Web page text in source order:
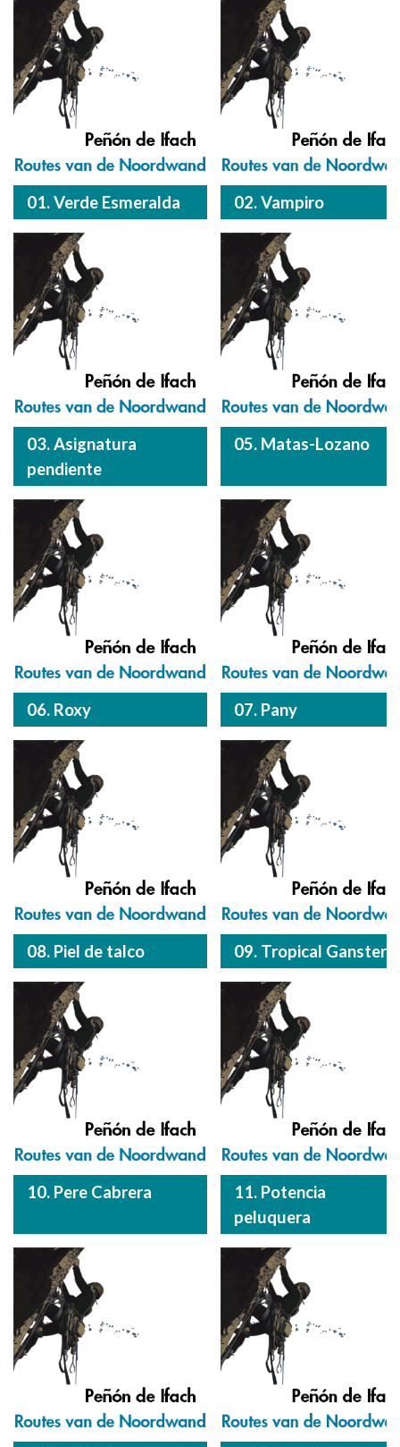
01. Verde Esmeralda 02. Vampiro
03. Asignatura
pendiente
05. Matas-Lozano
06. Roxy 07. Pany
08. Piel de talco 09. Tropical Ganster
10. Pere Cabrera
11. Potencia
peluquera